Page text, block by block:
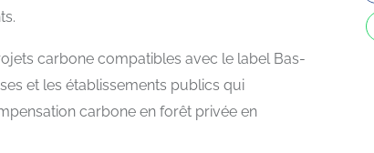
carbone compatibles avec le label Bas-
et les établissements publics qui
carbone en forêt privée en